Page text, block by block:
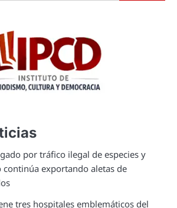
por tráfico ilegal de especies y
exportando aletas de
tres hospitales emblemáticos del